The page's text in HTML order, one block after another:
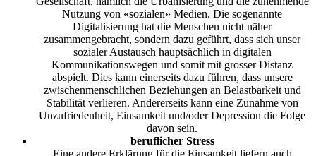
Nutzung von «sozialen» Medien. Die sogenannte
Digitalisierung hat die Menschen nicht näher
zusammengebracht, sondern dazu geführt, dass sich unser
sozialer Austausch hauptsächlich in digitalen
Kommunikationswegen und somit mit grosser Distanz
abspielt. Dies kann einerseits dazu führen, dass unsere
zwischenmenschlichen Beziehungen an Belastbarkeit und
Stabilität verlieren. Andererseits kann eine Zunahme von
Unzufriedenheit, Einsamkeit und/oder Depression die Folge
davon sein.
beruflicher Stress
Eine andere Erklärung für die Einsamkeit liefern auch